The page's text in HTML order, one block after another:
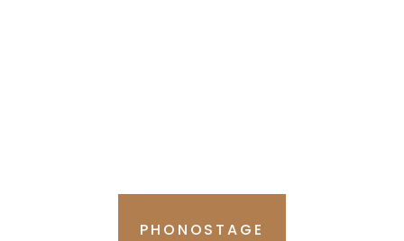
PHONOSTAGE